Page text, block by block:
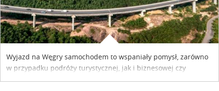
Wyjazd na Węgry samochodem to wspaniały pomysł, zarówno
w przypadku podróży turystycznej, jak i biznesowej czy
służbowej. Pamiętać tylko trzeba o wykupieniu winiety, co